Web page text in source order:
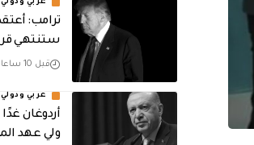
عربي ودولي
‏ترامب:
ستنتهي
قبل 10 ساعات
عربي ودولي
أردوغان
ولي عهد